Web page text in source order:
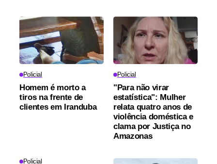
Policial
Homem é morto a
tiros na frente de
clientes em Iranduba
Policial
"Para não virar
estatística": Mulher
relata quatro anos de
violência doméstica e
clama por Justiça no
Amazonas
Policial